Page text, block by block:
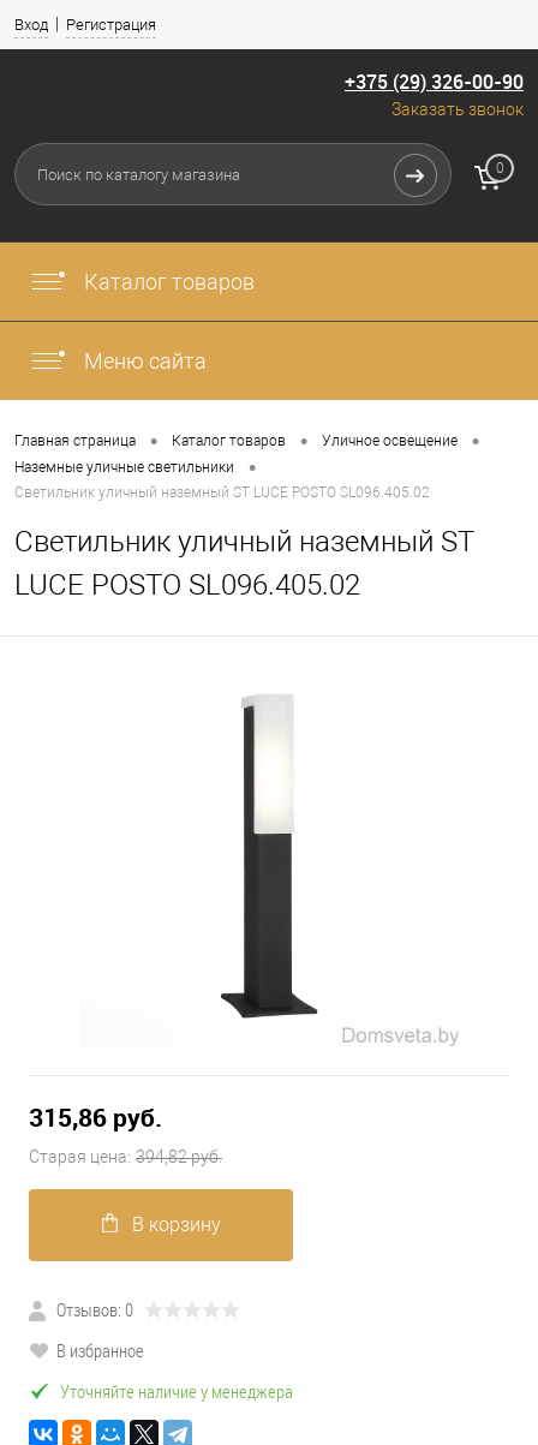
Вход Регистрация
+375 (29) 326-00-90
Заказать звонок
Меню сайта
Каталог товаров
0
Главная страница • Каталог товаров • Уличное освещение •
Наземные уличные светильники •
Светильник уличный наземный ST LUCE POSTO SL096.405.02
Светильник уличный наземный ST
LUCE POSTO SL096.405.02
315,86 pуб.
Старая цена: 394,82 pуб.
В корзину
Отзывов: 0
В избранное
Уточняйте наличие у менеджера